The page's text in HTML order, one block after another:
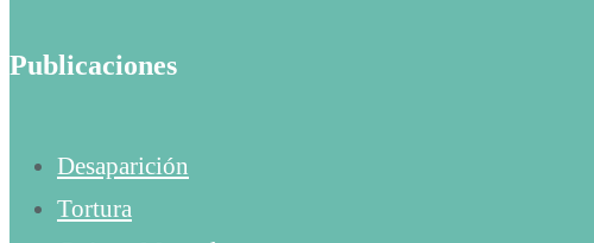
Publicaciones
Desaparición
Tortura